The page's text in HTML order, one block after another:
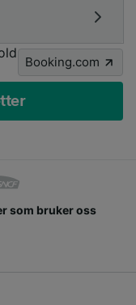
Booking.com
som bruker oss